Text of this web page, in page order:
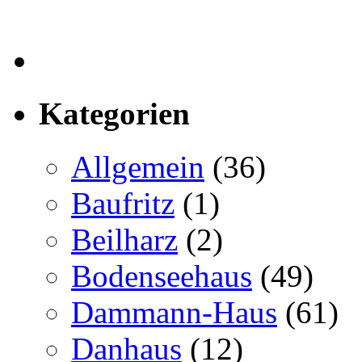
Kategorien
Allgemein (36)
Baufritz (1)
Beilharz (2)
Bodenseehaus (49)
Dammann-Haus (61)
Danhaus (12)